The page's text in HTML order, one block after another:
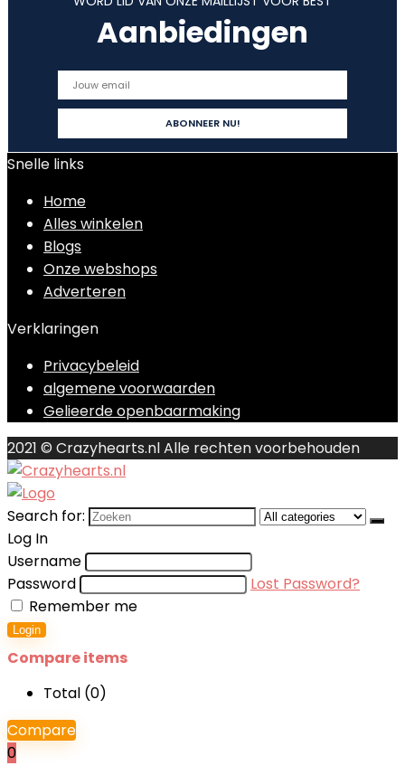
Aanbiedingen
Snelle links
Home
Alles winkelen
Blogs
Onze webshops
Adverteren
Verklaringen
Privacybeleid
algemene voorwaarden
Gelieerde openbaarmaking
2021 © Crazyhearts.nl Alle rechten voorbehouden
Search for:
Log In
Username
Password
Lost Password?
Remember me
Login
Compare items
Total (0)
Compare
0